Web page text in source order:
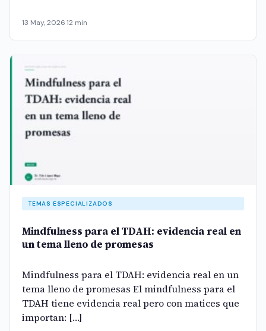
13 May, 202612 min
TEMAS ESPECIALIZADOS
Mindfulness para el TDAH: evidencia real en
un tema lleno de promesas
Mindfulness para el TDAH: evidencia real en un
tema lleno de promesas El mindfulness para el
TDAH tiene evidencia real pero con matices que
importan: […]